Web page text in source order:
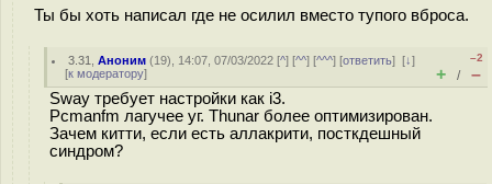
Ты бы хоть написал где не осилил вместо тупого вброса.
3.31 ,Аноним (19), 14:07, 07/03/2022 [^] [^^] [^^^] [ответить][↓]
[к модератору]
–2
+ / –
Sway требует настройки как i3.
Pcmanfm лагучее уг. Thunar более оптимизирован.
Зачем китти, если есть аллакрити, посткдешный
синдром?